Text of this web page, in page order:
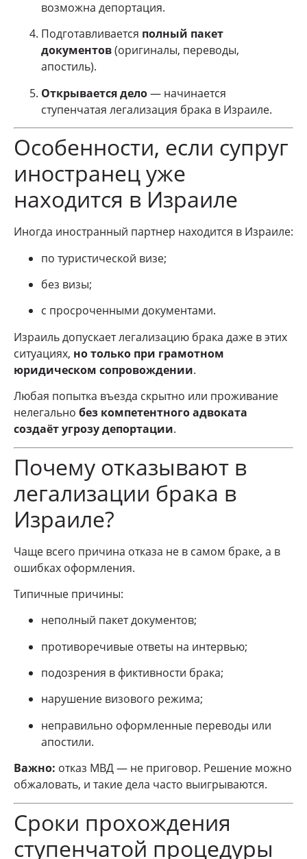
возможна депортация.
Подготавливается полный пакет
документов(оригиналы, переводы,
апостиль).
Открывается дело— начинается
ступенчатая легализация брака в Израиле.
Особенности, если супруг
иностранец уже
находится в Израиле
Иногда иностранный партнер находится в Израиле:
по туристической визе;
без визы;
с просроченными документами.
Израиль допускает легализацию брака даже в этих
ситуациях, но только при грамотном
юридическом сопровождении.
Любая попытка въезда скрытно или проживание
нелегально без компетентного адвоката
создаёт угрозу депортации.
Почему отказывают в
легализации брака в
Израиле?
Чаще всего причина отказа не в самом браке, а в
ошибках оформления.
Типичные причины:
неполный пакет документов;
противоречивые ответы на интервью;
подозрения в фиктивности брака;
нарушение визового режима;
неправильно оформленные переводы или
апостили.
Важно: отказ МВД — не приговор. Решение можно
обжаловать, и такие дела часто выигрываются.
Сроки прохождения
ступенчатой процедуры